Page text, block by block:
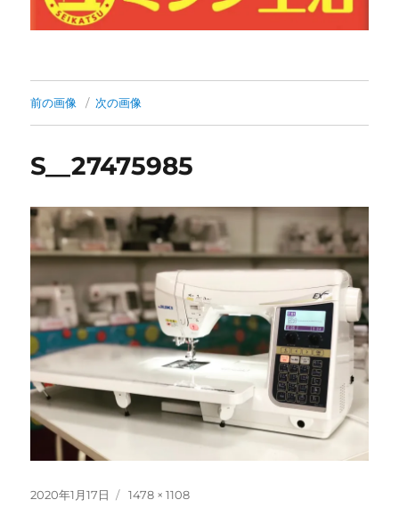
前の画像 次の画像
S__27475985
投
2020年1月17日
フ
1478 × 1108